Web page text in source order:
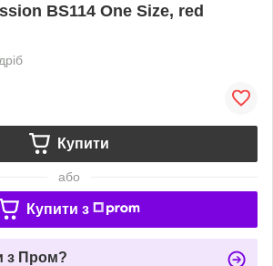
BS114 One Size, red
Купити
або
Купити з
з Пром?